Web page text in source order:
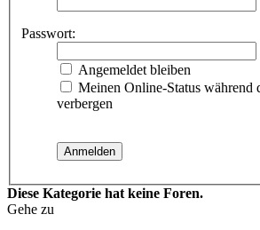
Passwort:
Angemeldet bleiben
Meinen Online-Status während
verbergen
Diese Kategorie hat keine Foren.
Gehe zu